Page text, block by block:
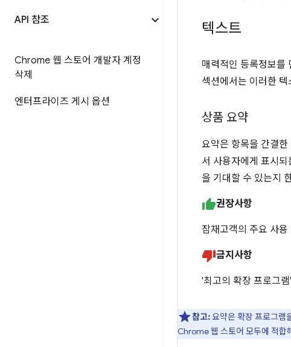
API 참조
Chrome 웹 스토어 개발자 계정
삭제
엔터프라이즈 게시 옵션
텍스트
매력적인 등록정보를
섹션에서는 이러한
상품 요약
요약은 항목을 간결
서 사용자에게 표시
을 기대할 수 있는지
권장사항
잠재고객의 주요 사
금지사항
'최고의 확장 프로그
참고:요약은 확장 프로그램
Chrome 웹 스토어 모두에 적합